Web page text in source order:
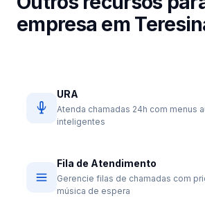
empresa em
URA
Atenda chamadas 24h com menus
inteligentes
Fila de Atendimento
Gerencie filas de chamadas com
música de espera